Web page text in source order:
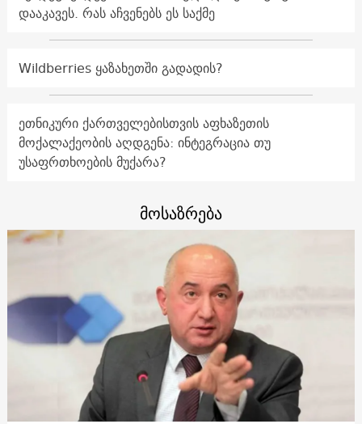
დააკავეს. რას აჩვენებს ეს საქმე
Wildberries ყაზახეთში გადადის?
ეთნიკური ქართველებისთვის აფხაზეთის
მოქალაქეობის აღდგენა: ინტეგრაცია თუ
უსაფრთხოების მუქარა?
მოსაზრება